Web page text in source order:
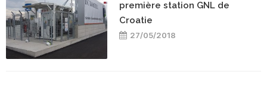
première station GNL de
Croatie
27/05/2018